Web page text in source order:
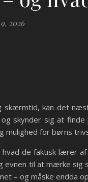
2026
kan det
skynder sig at
for børns
de faktisk lærer
til at mærke
– og måske endda